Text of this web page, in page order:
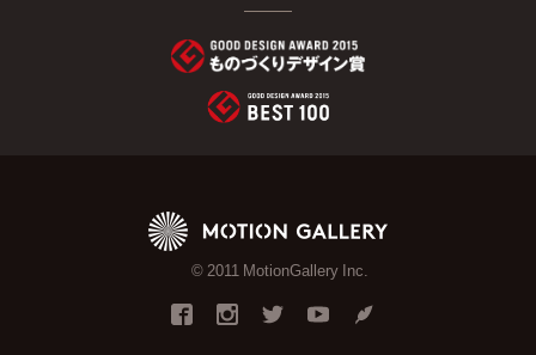
© 2011 MotionGallery Inc.